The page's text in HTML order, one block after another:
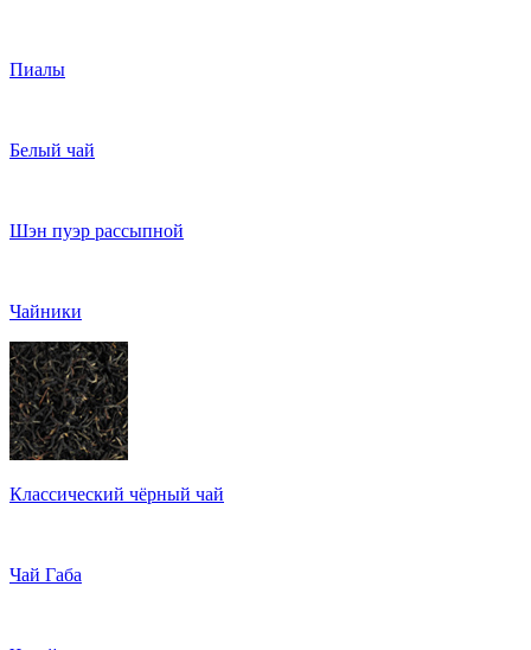
Пиалы
Белый чай
Шэн пуэр рассыпной
Чайники
Классический чёрный чай
Чай Габа